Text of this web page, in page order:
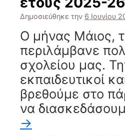
Δημοσιεύθηκε την 6 Ιουνίου
Ο μήνας Μάιος,
περιλάμβανε
σχολείου μας.
εκπαιδευτικοί
βρεθούμε στο
να
→